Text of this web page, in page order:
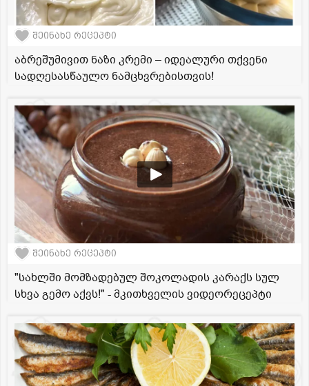
შეინახე რეცეპტი
აბრეშუმივით ნაზი კრემი – იდეალური თქვენი
სადღესასწაულო ნამცხვრებისთვის!
შეინახე რეცეპტი
"სახლში მომზადებულ შოკოლადის კარაქს სულ
სხვა გემო აქვს!" - მკითხველის ვიდეორეცეპტი